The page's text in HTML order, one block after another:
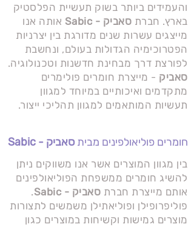
והעמידים ביותר בשוק תעשיית הפלסטיק
בארץ. חברת סאביק - Sabic
אותה אנו
מייצגים עשרות שנים מדורגת בין יצרניות
הפטרוכימיה הגדולות בעולם, ונחשבת
לפורצת דרך מבחינת חדשנות וטכנולוגיה.
סאביק - מייצרת חומרים פולימרים
מתקדמים ואיכותיים במיוחד למגוון
תעשיות המותאמים למגוון תהליכי ייצור.
חומרים פוליאולפינים מביתסאביק - Sabic
בין מגוון המוצרים אשר אנו משווקים ניתן
להשיג חומרים ממשפחת הפוליאולפינים
אותם מייצרת חברת סאביק - Sabic
.
פוליפרופילן ופוליאתילן משמשים לתצורות
מוצרים גמישות וקשיחות במוצרים כגון